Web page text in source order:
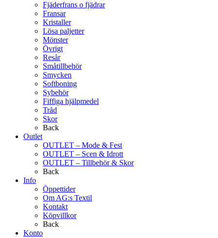
Fjäderfrans o fjädrar
Fransar
Kristaller
Lösa paljetter
Mönster
Övrigt
Resår
Småtillbehör
Smycken
Softboning
Sybehör
Fiffiga hjälpmedel
Tråd
Skor
Back
Outlet
OUTLET – Mode & Fest
OUTLET – Scen & Idrott
OUTLET – Tillbehör & Skor
Back
Info
Öppettider
Om AG:s Textil
Kontakt
Köpvillkor
Back
Konto